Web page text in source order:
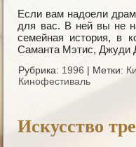
Если вам надоели
для вас. В ней вы не
семейная история, в
Саманта Мэтис, Джуди
Рубрика: 1996 | Метки:
Кинофестиваль
Искусство